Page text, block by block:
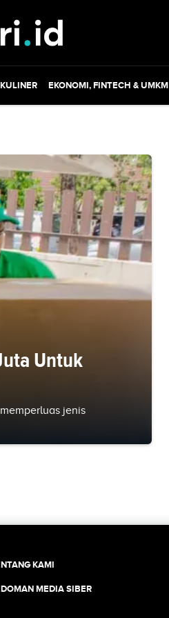
EKONOMI, FINTECH & UMKM
Untuk
jenis
KAMI
MEDIA SIBER